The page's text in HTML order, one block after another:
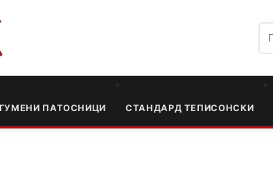
ПАТОСНИЦИ СТАНДАРД ТЕПИСОНСКИ